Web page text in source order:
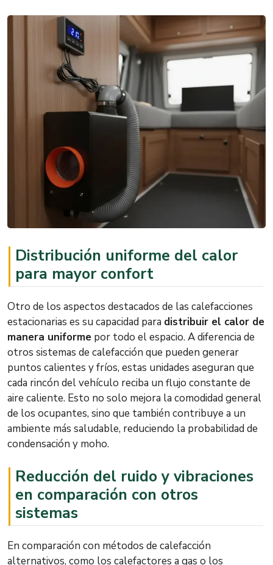
Distribución uniforme del calor
para mayor confort
Otro de los aspectos destacados de las calefacciones
estacionarias es su capacidad para distribuir el calor de
manera uniforme por todo el espacio. A diferencia de
otros sistemas de calefacción que pueden generar
puntos calientes y fríos, estas unidades aseguran que
cada rincón del vehículo reciba un flujo constante de
aire caliente. Esto no solo mejora la comodidad general
de los ocupantes, sino que también contribuye a un
ambiente más saludable, reduciendo la probabilidad de
condensación y moho.
Reducción del ruido y vibraciones
en comparación con otros
sistemas
En comparación con métodos de calefacción
alternativos, como los calefactores a gas o los